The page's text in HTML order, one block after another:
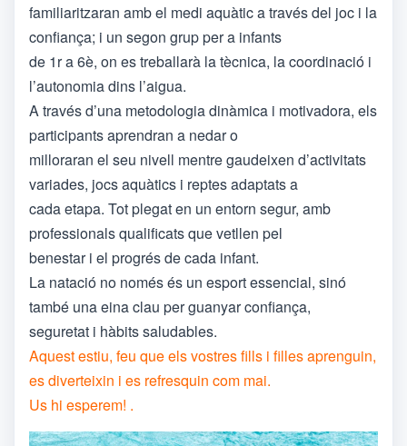
familiaritzaran amb el medi aquàtic a través del joc i la
confiança; i un segon grup per a infants
de 1r a 6è, on es treballarà la tècnica, la coordinació i
l’autonomia dins l’aigua.
A través d’una metodologia dinàmica i motivadora, els
participants aprendran a nedar o
milloraran el seu nivell mentre gaudeixen d’activitats
variades, jocs aquàtics i reptes adaptats a
cada etapa. Tot plegat en un entorn segur, amb
professionals qualificats que vetllen pel
benestar i el progrés de cada infant.
La natació no només és un esport essencial, sinó
també una eina clau per guanyar confiança,
seguretat i hàbits saludables.
Aquest estiu, feu que els vostres fills i filles aprenguin,
es diverteixin i es refresquin com mai.
Us hi esperem! .